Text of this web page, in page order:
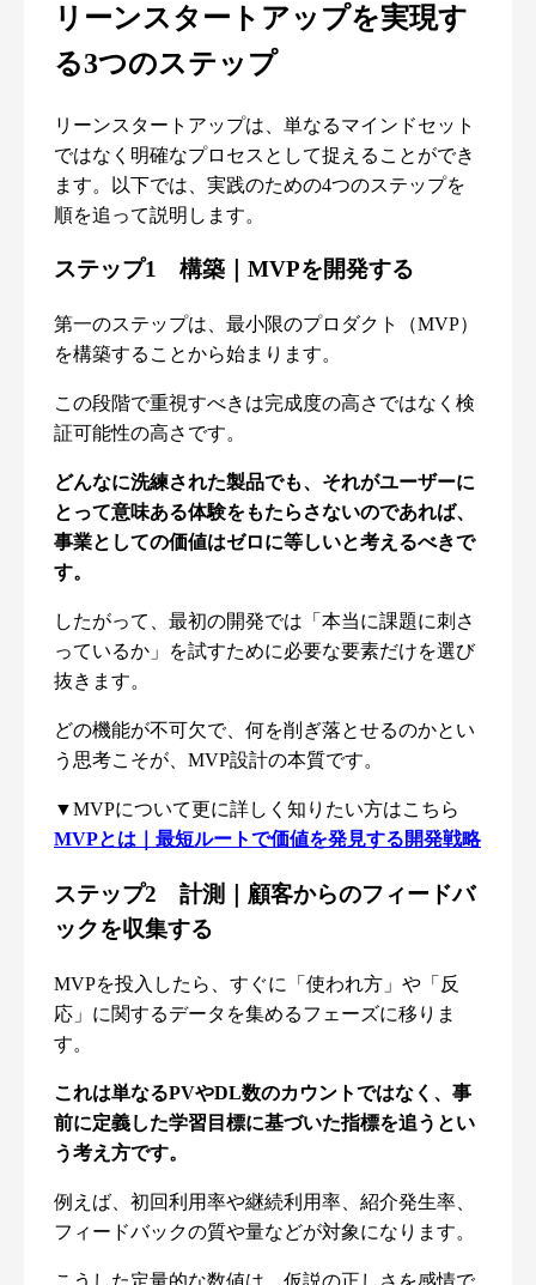
リーンスタートアップを実現す
る3つのステップ
リーンスタートアップは、単なるマインドセット
ではなく明確なプロセスとして捉えることができ
ます。以下では、実践のための4つのステップを
順を追って説明します。
ステップ1 構築｜MVPを開発する
第一のステップは、最小限のプロダクト（MVP）
を構築することから始まります。
この段階で重視すべきは完成度の高さではなく検
証可能性の高さです。
どんなに洗練された製品でも、それがユーザーに
とって意味ある体験をもたらさないのであれば、
事業としての価値はゼロに等しいと考えるべきで
す。
したがって、最初の開発では「本当に課題に刺さ
っているか」を試すために必要な要素だけを選び
抜きます。
どの機能が不可欠で、何を削ぎ落とせるのかとい
う思考こそが、MVP設計の本質です。
▼MVPについて更に詳しく知りたい方はこちら
MVPとは｜最短ルートで価値を発見する開発戦略
ステップ2 計測｜顧客からのフィードバ
ックを収集する
MVPを投入したら、すぐに「使われ方」や「反
応」に関するデータを集めるフェーズに移りま
す。
これは単なるPVやDL数のカウントではなく、事
前に定義した学習目標に基づいた指標を追うとい
う考え方です。
例えば、初回利用率や継続利用率、紹介発生率、
フィードバックの質や量などが対象になります。
こうした定量的な数値は、仮説の正しさを感情で